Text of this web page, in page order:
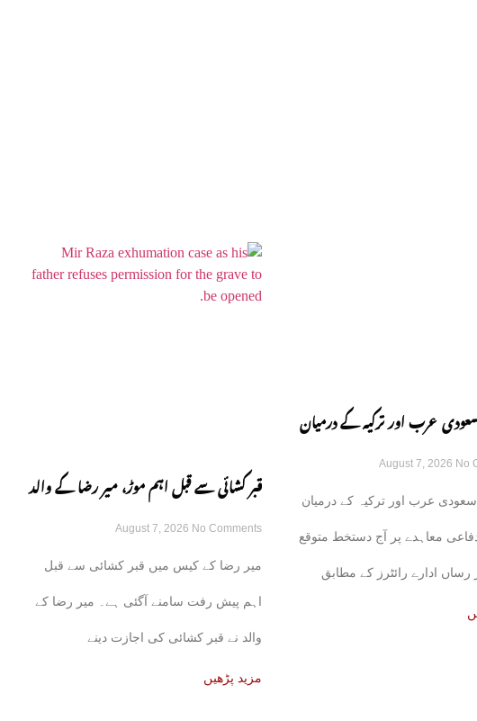
سعودی عرب اور ترکیہ کے درمیان
معاہدہ آج متوقع
August 7, 2026 No
سعودی عرب اور ترکیہ کے درمیان
معاہدے پر آج دستخط متوقع
ادارے رائٹرز کے مطابق
قبر کشائی سے قبل اہم موڑ، میر رضا کے والد
نے اجازت دینے سے انکار کر دیا
August 7, 2026 No Comments
میر رضا کے کیس میں قبر کشائی سے قبل
اہم پیش رفت سامنے آگئی ہے۔ میر رضا کے
والد نے قبر کشائی کی اجازت دینے
مزید پڑھیں